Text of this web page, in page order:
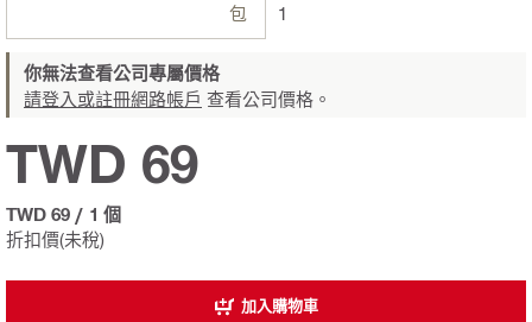
包 1
你無法查看公司專屬價格
請登入或註冊網路帳戶 查看公司價格。
折扣價(未稅)
TWD 69
TWD 69 / 1 個
加入購物車